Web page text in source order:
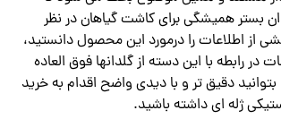
بستر همیشگی برای کاشت گیاهان در نظر
از اطلاعات را درمورد این محصول دانستید،
در رابطه با این دسته از گلدانها فوق العاده
بتوانید دقیق تر و با دیدی واضح اقدام به خرید
ژله ای داشته باشید.